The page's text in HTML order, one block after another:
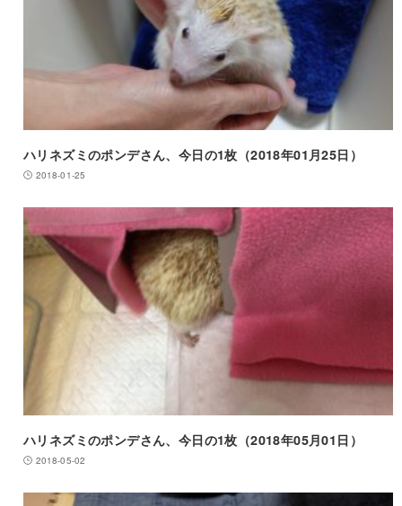
ハリネズミのポンデさん、今日の1枚（2018年01月25日）
2018-01-25
ハリネズミのポンデさん、今日の1枚（2018年05月01日）
2018-05-02